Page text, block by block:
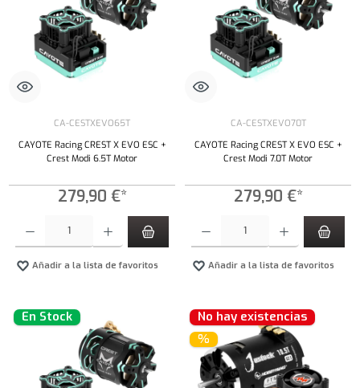
CA-CESTXEVO65T
CAYOTE Racing CREST X EVO ESC +
Crest Modi 6.5T Motor
279,90 €*
Añadir a la lista de favoritos
CA-CESTXEVO70T
CAYOTE Racing CREST X EVO ESC +
Crest Modi 7.0T Motor
279,90 €*
Añadir a la lista de favoritos
En Stock
No hay existencias
%